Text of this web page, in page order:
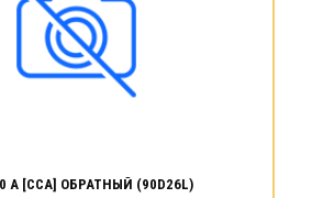
А [CCA] ОБРАТНЫЙ (90D26L)